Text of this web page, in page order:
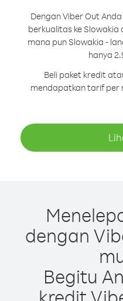
Dengan Viber Out
berkualitas ke Slowakia
mana pun Slowakia -
hanya
Beli paket kredit
mendapatkan tarif per
dengan
Begitu